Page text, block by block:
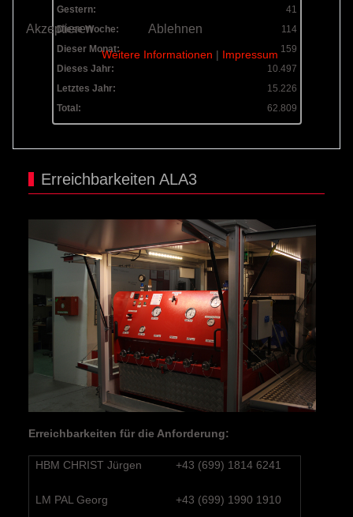
Gestern:
41
Diese Woche:
114
Dieser Monat:
159
Dieses Jahr:
10.497
Letztes Jahr:
15.226
Total:
62.809
Erreichbarkeiten ALA3
Erreichbarkeiten für die Anforderung:
HBM CHRIST Jürgen +43 (699) 1814 6241
LM PAL Georg +43 (699) 1990 1910
Akzeptieren Ablehnen
Weitere Informationen | Impressum